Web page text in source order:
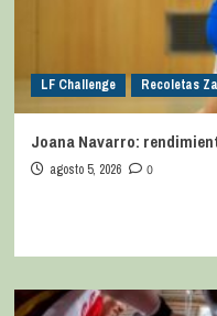
LF Challenge Recoletas
Joana Navarro:
agosto 5, 2026 0